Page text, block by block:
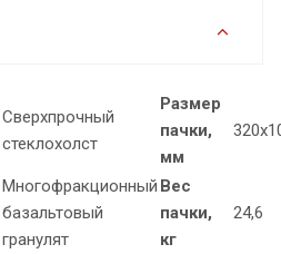
Сверхпрочный
стеклохолст
Размер
пачки,
мм
Многофракционный
базальтовый
гранулят
Вес
пачки,
кг
24,6